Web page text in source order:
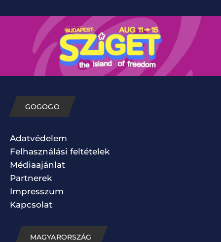
GOGOGO
Adatvédelem
Felhasználási feltételek
Médiaajánlat
Partnerek
Impresszum
Kapcsolat
MAGYARORSZÁG